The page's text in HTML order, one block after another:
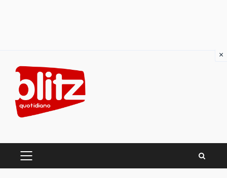
content
PRIMARY
×